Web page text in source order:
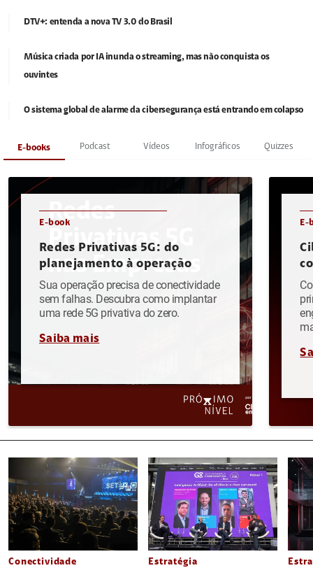
DTV+: entenda a nova TV 3.0 do Brasil
Música criada por IA inunda o streaming, mas não conquista os
ouvintes
O sistema global de alarme da cibersegurança está entrando em colapso
E-books Podcast Vídeos Infográficos Quizzes
E-book
Redes Privativas 5G: do
planejamento à operação
Sua operação precisa de conectividade
sem falhas. Descubra como implantar
uma rede 5G privativa do zero.
Saiba mais
E-
Conectividade Estratégia